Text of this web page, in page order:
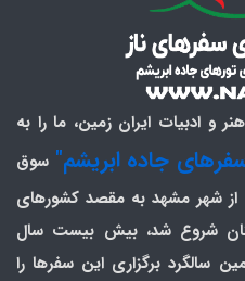
و ادبیات ایران زمین، ما را به
جاده ابریشم" سوق
از شهر مشهد به مقصد کشورهای
شروع شد، بیش بیست سال
در سال 1404 بیستمین سالگرد برگزاری این سفرها را